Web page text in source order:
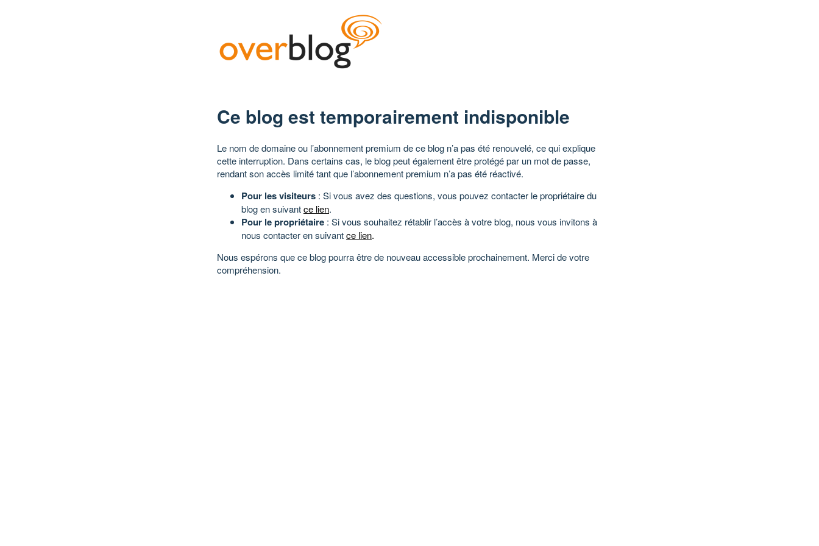
Ce blog est temporairement indisponible
Le nom de domaine ou l’abonnement premium de ce blog n’a pas été renouvelé, ce qui explique
cette interruption. Dans certains cas, le blog peut également être protégé par un mot de passe,
rendant son accès limité tant que l’abonnement premium n’a pas été réactivé.
Pour les visiteurs : Si vous avez des questions, vous pouvez contacter le propriétaire du
blog en suivantce lien.
Pour le propriétaire : Si vous souhaitez rétablir l’accès à votre blog, nous vous invitons à
nous contacter en suivantce lien.
Nous espérons que ce blog pourra être de nouveau accessible prochainement. Merci de votre
compréhension.